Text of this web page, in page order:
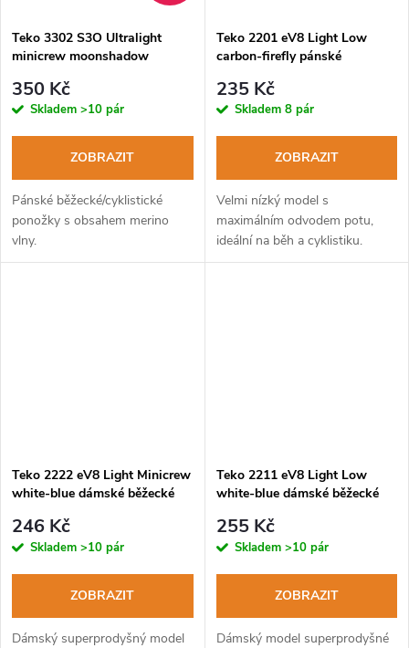
Teko 3302 S3O Ultralight
minicrew moonshadow
350 Kč
Skladem >10 pár
ZOBRAZIT
Pánské běžecké/cyklistické
ponožky s obsahem merino
vlny.
Teko 2201 eV8 Light Low
carbon-firefly pánské
235 Kč
Skladem 8 pár
ZOBRAZIT
Velmi nízký model s
maximálním odvodem potu,
ideální na běh a cyklistiku.
Teko 2222 eV8 Light Minicrew
white-blue dámské běžecké
246 Kč
Skladem >10 pár
ZOBRAZIT
Dámský superprodyšný model
Teko 2211 eV8 Light Low
white-blue dámské běžecké
255 Kč
Skladem >10 pár
ZOBRAZIT
Dámský model superprodyšné